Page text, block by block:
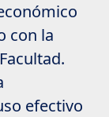
con la
efectivo